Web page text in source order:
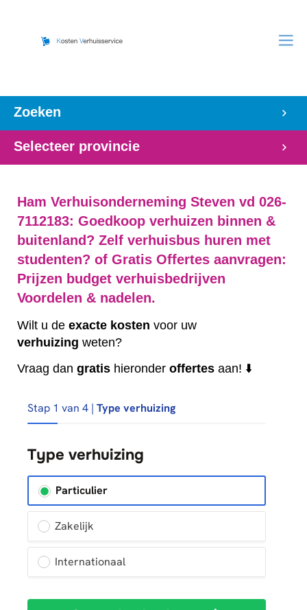
Zoeken
Selecteer provincie
Ham Verhuisonderneming Steven vd 026-
7112183: Goedkoop verhuizen binnen &
buitenland? Zelf verhuisbus huren met
studenten? of Gratis Offertes aanvragen:
Prijzen budget verhuisbedrijven
Voordelen & nadelen.
Wilt u de exacte kosten voor uw
verhuizing weten?
Vraag dan gratis hieronder offertes aan! ⬇️